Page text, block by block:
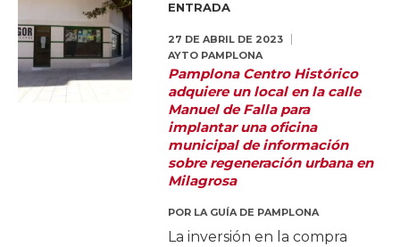
ENTRADA
27 DE ABRIL DE 2023
AYTO PAMPLONA
Pamplona Centro Histórico
adquiere un local en la calle
Manuel de Falla para
implantar una oficina
municipal de información
sobre regeneración urbana en
Milagrosa
POR LA GUÍA DE PAMPLONA
La inversión en la compra